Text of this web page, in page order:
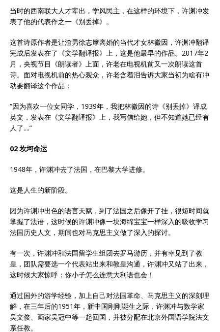
当时的西南联大人才辈出，学风民主，在这样的环境下，许渊冲发
表了他的代表作之一《别丢掉》。
这首诗原作者是让渣男徐志摩离婚的当代才女林徽因，许渊冲翻译
完成后发表在了《文学翻译报》上，这是他最早的作品。2017年2
月，央视节目《朗读者》上面，许老在电视机前又一次朗读这首
诗。面对电视机前的热心观众，许老含着泪告诉大家当初为啥有冲
动要翻译这个作品：
“因为喜欢一位女同学，1939年，我把林徽因的诗《别丢掉》译成
英文，发表在《文学翻译报》上，我写信给她，但不知道她已经有
人了....”
02 坎坷命运
1948年，许渊冲去了法国，在巴黎大学进修。
这是人生的新阶段。
因为许渊冲出色的语言天赋，到了法国之后像开了挂，很短时间就
掌握了法语，这时候的许渊冲像一块海绵宝宝一样深入的吸收学习
法国历史人文，期间也对马克思主义做了深入的探讨。
有一次，许渊冲和法国留学生组团去罗马游历，并有幸见到了教
皇，团队需要选一个代表站出来和教皇沟通，许渊冲又站了出来，
这时候大家惊呼：你小子怎么连意大利语也会！
通过国外的游学经验，加上自己对法国革命、马克思主义的深刻理
解，在三年后的1951年，新中国刚刚诞生之际，许渊冲与数学家
吴文俊、画家吴冠中等一起回国，并被分配在北京外国语学院法文
系任教。